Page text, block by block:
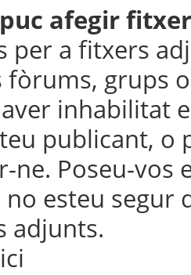
afegir
per a fitxers
grups
inhabilitat
publicant,
ne. Poseu-vos
esteu segur
adjunts.